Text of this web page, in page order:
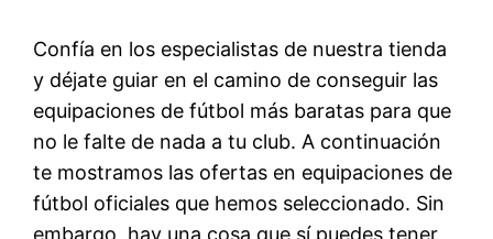
Confía en los especialistas de nuestra tienda
y déjate guiar en el camino de conseguir las
equipaciones de fútbol más baratas para que
no le falte de nada a tu club. A continuación
te mostramos las ofertas en equipaciones de
fútbol oficiales que hemos seleccionado. Sin
embargo, hay una cosa que sí puedes tener